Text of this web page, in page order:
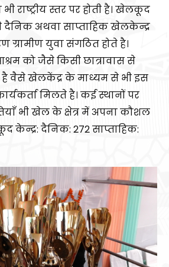
राष्ट्रीय स्तर पर होती है। खेलकूद
अथवा साप्ताहिक खेलकेन्द्र
युवा संगठित होते है।
को जैसे किसी छात्रावास से
है वैसे खेलकेंद्र के माध्यम से भी इस
मिलते है। कई स्थानों पर
भी खेल के क्षेत्र में अपना कौशल
केन्द्र: दैनिक: 272 साप्ताहिक: